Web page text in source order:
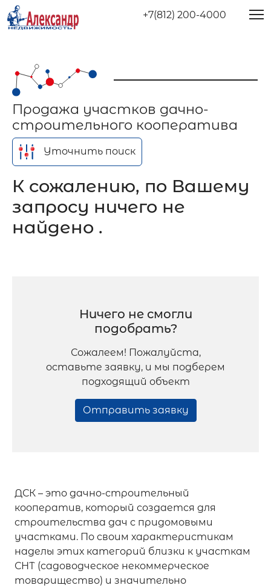
+7(812) 200-4000
Продажа участков дачно-
строительного кооператива
Уточнить поиск
К сожалению, по Вашему
запросу ничего не
найдено .
Ничего не смогли
подобрать?
Сожалеем! Пожалуйста,
оставьте заявку, и мы подберем
подходящий объект
Отправить заявку
ДСК – это дачно-строительный
кооператив, который создается для
строительства дач с придомовыми
участками. По своим характеристикам
наделы этих категорий близки к участкам
СНТ (садоводческое некоммерческое
товарищество) и значительно